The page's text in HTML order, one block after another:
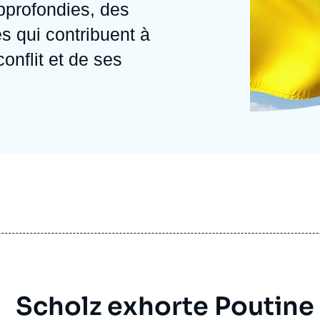
Ramses
Politique étrangère
Europe
Russie - Eurasie
des
qui contribuent à
et de ses
Scholz exhorte